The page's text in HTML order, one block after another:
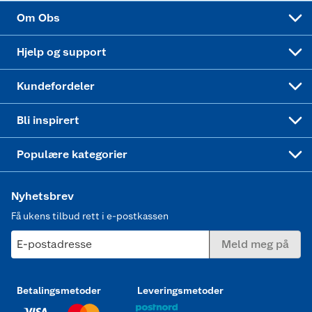
Om Obs
Hjelp og support
Kundefordeler
Bli inspirert
Populære kategorier
Nyhetsbrev
Få ukens tilbud rett i e-postkassen
E-postadresse Meld meg på
Betalingsmetoder Leveringsmetoder